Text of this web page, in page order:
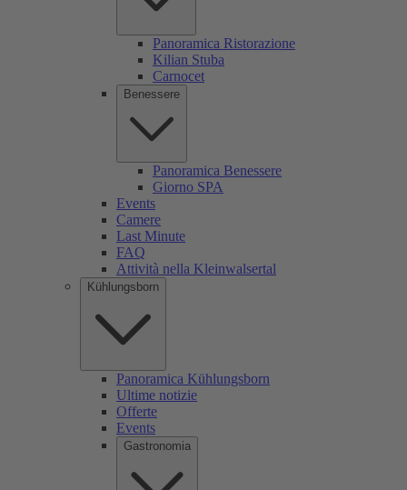
Panoramica Ristorazione
Kilian Stuba
Carnocet
Benessere
Panoramica Benessere
Giorno SPA
Events
Camere
Last Minute
FAQ
Attività nella Kleinwalsertal
Kühlungsborn
Panoramica Kühlungsborn
Ultime notizie
Offerte
Events
Gastronomia